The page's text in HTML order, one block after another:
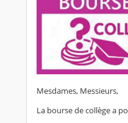
Mesdames, Messieurs,
La bourse de collège a